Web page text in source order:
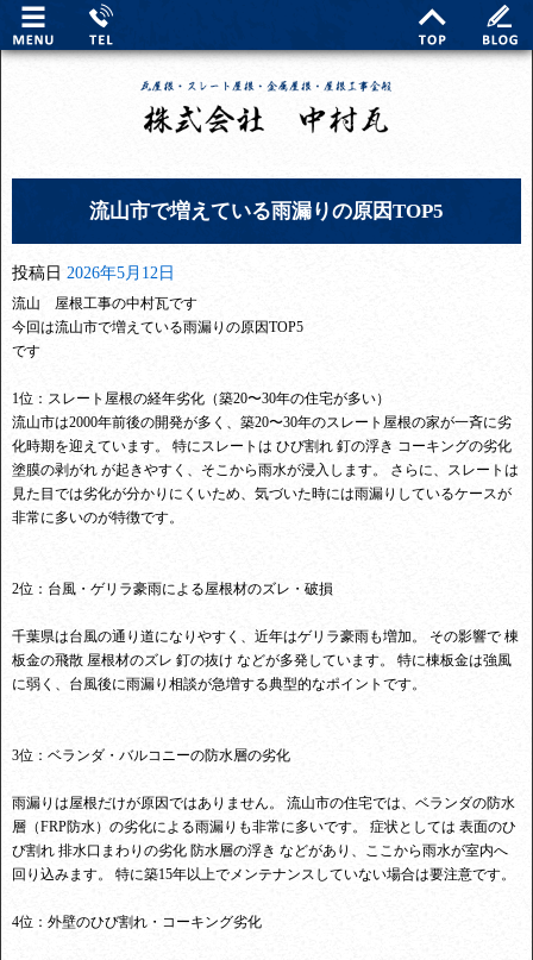
流山市で増えている雨漏りの原因TOP5
投稿日 2026年5月12日
流山 屋根工事の中村瓦です
今回は流山市で増えている雨漏りの原因TOP5
です
1位：スレート屋根の経年劣化（築20〜30年の住宅が多い）
流山市は2000年前後の開発が多く、築20〜30年のスレート屋根の家が一斉に劣
化時期を迎えています。 特にスレートは ひび割れ 釘の浮き コーキングの劣化
塗膜の剥がれ が起きやすく、そこから雨水が浸入します。 さらに、スレートは
見た目では劣化が分かりにくいため、気づいた時には雨漏りしているケースが
非常に多いのが特徴です。
2位：台風・ゲリラ豪雨による屋根材のズレ・破損
千葉県は台風の通り道になりやすく、近年はゲリラ豪雨も増加。 その影響で 棟
板金の飛散 屋根材のズレ 釘の抜け などが多発しています。 特に棟板金は強風
に弱く、台風後に雨漏り相談が急増する典型的なポイントです。
3位：ベランダ・バルコニーの防水層の劣化
雨漏りは屋根だけが原因ではありません。 流山市の住宅では、ベランダの防水
層（FRP防水）の劣化による雨漏りも非常に多いです。 症状としては 表面のひ
び割れ 排水口まわりの劣化 防水層の浮き などがあり、ここから雨水が室内へ
回り込みます。 特に築15年以上でメンテナンスしていない場合は要注意です。
4位：外壁のひび割れ・コーキング劣化